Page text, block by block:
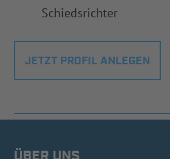
Schiedsrichter
JETZT PROFIL ANLEGEN